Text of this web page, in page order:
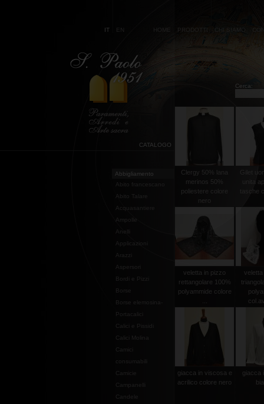
IT EN HOME PRODOTTI CHI SIAMO
Cerca:
CATALOGO
Abbigliamento
Abito francescano
Abito Talare
Acquasantiere
Ampolle
Anelli
Applicazioni
Arazzi
Aspersori
Bordi e Pizzi
Borse
Borse elemosina-
Portacalici
Calici e Pissidi
Calici Molina
Campanelli
Candele
Clergy 50% lana
merinos 50%
poliestere colore
nero
Gilet
unita
tasche
veletta in pizzo
rettangolare 100%
polyammide colore
giacca in viscosa e
acrilico colore nero
giacca